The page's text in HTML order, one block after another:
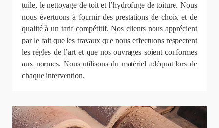
tuile, le nettoyage de toit et l’hydrofuge de toiture. Nous
nous évertuons à fournir des prestations de choix et de
qualité à un tarif compétitif. Nos clients nous apprécient
par le fait que les travaux que nous effectuons respectent
les règles de l’art et que nos ouvrages soient conformes
aux normes. Nous utilisons du matériel adéquat lors de
chaque intervention.